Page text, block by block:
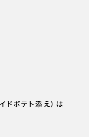
ドポテト添え）は